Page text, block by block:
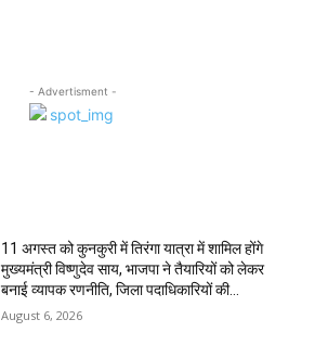
- Advertisment -
11 अगस्त को कुनकुरी में तिरंगा यात्रा में शामिल होंगे
मुख्यमंत्री विष्णुदेव साय, भाजपा ने तैयारियों को लेकर
बनाई व्यापक रणनीति, जिला पदाधिकारियों की...
August 6, 2026